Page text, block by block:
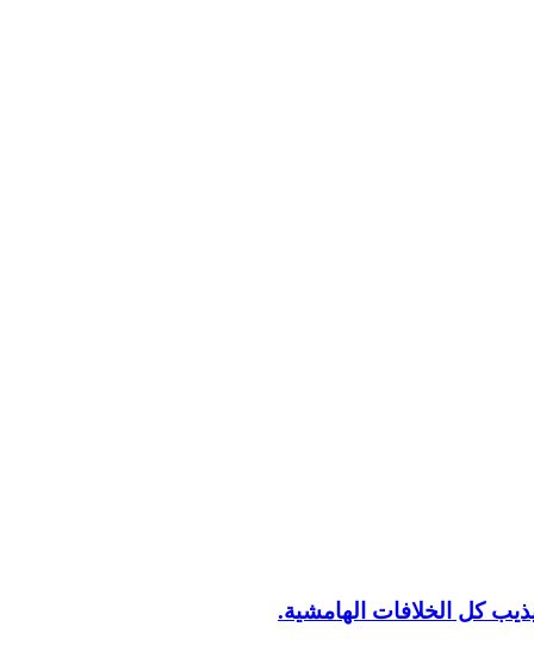
كل الخلافات الهامشية.